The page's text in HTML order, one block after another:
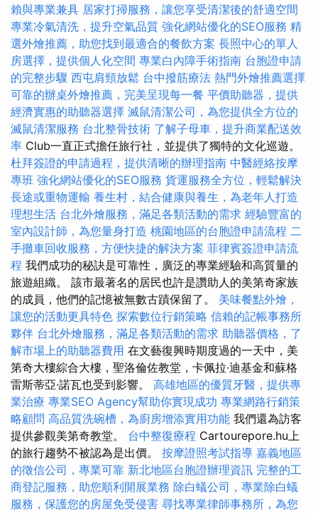
賴與專業兼具 居家打掃服務，讓您享受清潔後的舒適空間
專業冷氣清洗，提升空氣品質 強化網站優化的SEO服務 精
選外燴推薦，助您找到最適合的餐飲方案 長照中心的單人
房選擇，提供個人化空間 專業白內障手術指南 台胞證申請
的完整步驟 西屯肩頸放鬆 台中撥筋療法 熱門外燴推薦選擇
可靠的辦桌外燴推薦，完美呈現每一餐 平價助聽器，提供
經濟實惠的助聽器選擇 滅鼠清潔公司，為您提供全方位的
滅鼠清潔服務 台北整骨技術 了解子母車，提升商業配送效
率 Club一直正式擔任旅行社，並提供了獨特的文化巡遊。
杜拜簽證的申請過程，提供清晰的辦理指南 中醫經絡按摩
專班 強化網站優化的SEO服務 貨運服務全方位，輕鬆解決
長途或重物運輸 養生村，結合健康與養生，為老年人打造
理想生活 台北外燴服務，滿足各類活動的需求 經驗豐富的
室內設計師，為您量身打造 桃園地區的台胞證申請流程 二
手攤車回收服務，方便快捷的解決方案 菲律賓簽證申請流
程 我們成功的秘訣是可靠性，廣泛的專業經驗和高質量的
旅遊組織。 該市最著名的居民也許是讚助人的美第奇家族
的成員，他們的記憶被無數古蹟保留了。 美味餐點外燴，
讓您的活動更具特色 探索數位行銷策略 信賴的記帳事務所
夥伴 台北外燴服務，滿足各類活動的需求 助聽器價格，了
解市場上的助聽器費用 在文藝復興時期度過的一天中，美
第奇大樓綜合大樓，聖洛倫佐教堂，卡佩拉·迪基金和蘇格
雷斯蒂亞·諾瓦也受到影響。 高雄地區的優質牙醫，提供專
業治療 專業SEO Agency幫助你實現成功 專業網路行銷策
略顧問 高品質洗碗槽，為廚房增添實用功能 我們還為訪客
提供參觀美第奇教堂。 台中整復療程 Cartourepore.hu上
的旅行趨勢不被認為是出價。 按摩證照考試指導 嘉義地區
的徵信公司，專業可靠 新北地區台胞證辦理資訊 完整的工
商登記服務，助您順利開展業務 除白蟻公司，專業除白蟻
服務，保護您的房屋免受侵害 尋找專業律師事務所，為您